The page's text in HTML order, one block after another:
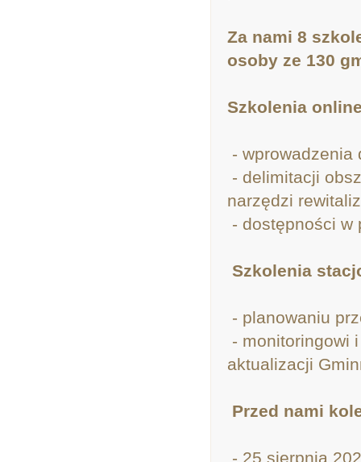
Za nami 8
osoby ze 130
Szkolenia
- wprowadzenia
- delimitacji
narzędzi
- dostępności w
Szkolenia
- planowaniu
- monitoringowi
aktualizacji
Przed nami
- 25 sierpnia